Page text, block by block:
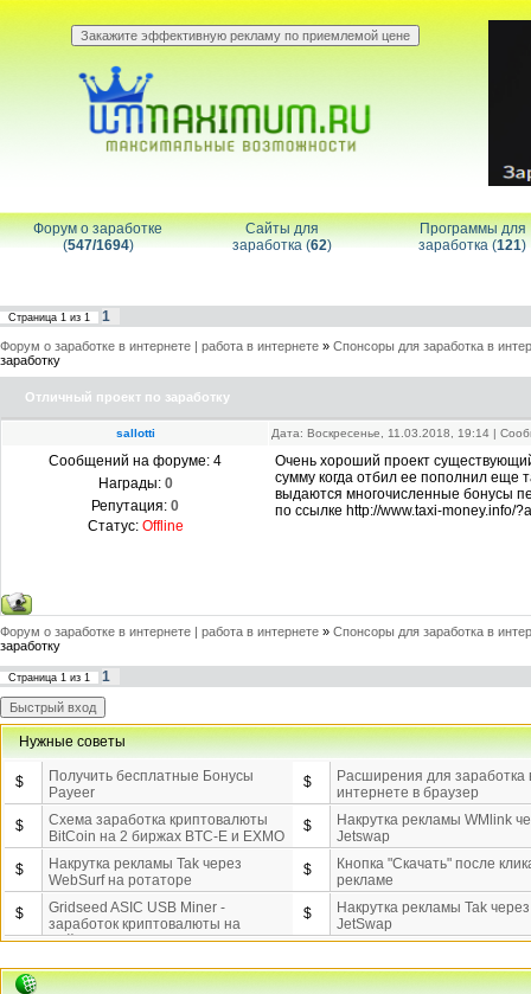
Форум о заработке
(547/1694)
Сайты для
заработка (62)
Программы для
заработка (121)
Страница 1 из 1 1
Форум о заработке в интернете | работа в интернете » Спонсоры для заработка в
заработку
Отличный проект по заработку
sallotti Дата: Воскресенье, 11.03.2018, 19:14 |
Сообщений на форуме: 4
Награды: 0
Репутация: 0
Статус: Offline
Очень хороший проект
сумму когда отбил ее пополнил еще
выдаются многочисленные бонусы
по ссылке http://www.taxi-money.info/
Форум о заработке в интернете | работа в интернете » Спонсоры для заработка в
заработку
Страница 1 из 1 1
Нужные советы
$
Получить бесплатные Бонусы
Payeer
$
Расширения для заработка
интернете в браузер
$
Схема заработка криптовалюты
BitCoin на 2 биржах BTC-E и EXMO
$
Накрутка рекламы WMlink
Jetswap
$
Накрутка рекламы Tak через
WebSurf на ротаторе
$
Кнопка "Скачать" после
рекламе
$
Gridseed ASIC USB Miner -
заработок криптовалюты на
майнинге.
$
Накрутка рекламы Tak через
JetSwap